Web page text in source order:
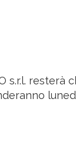
s.r.l. resterà